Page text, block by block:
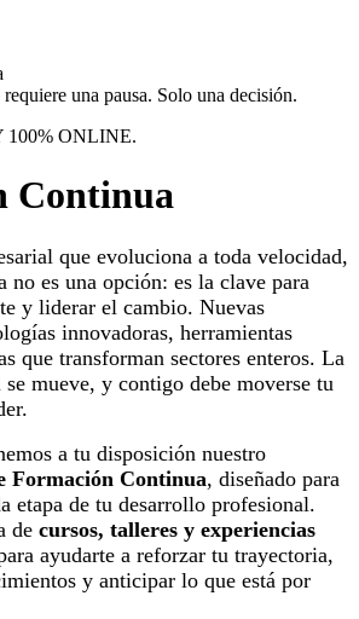
una pausa. Solo una decisión.
100% ONLINE.
Continua
que evoluciona a toda velocidad,
no es una opción: es la clave para
y liderar el cambio. Nuevas
innovadoras, herramientas
que transforman sectores enteros. La
mueve, y contigo debe moverse tu
a tu disposición nuestro
Formación Continua, diseñado para
etapa de tu desarrollo profesional.
de cursos, talleres y experiencias
ayudarte a reforzar tu trayectoria,
y anticipar lo que está por